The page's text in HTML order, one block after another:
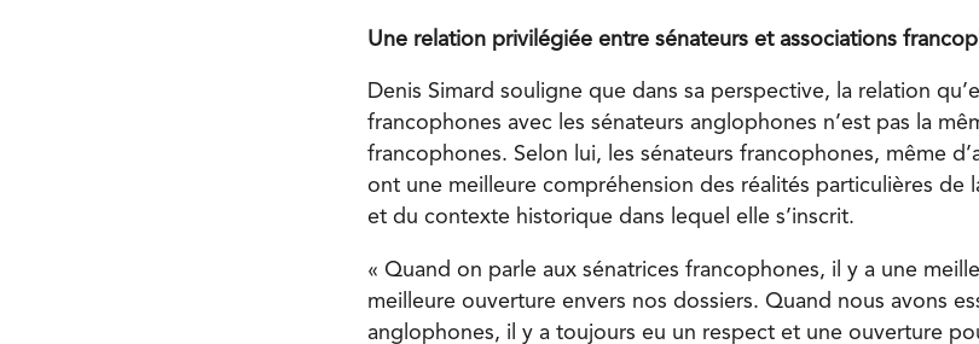
Une relation privilégiée entre sénateurs et associations
Denis Simard souligne que dans sa perspective, la relation
francophones avec les sénateurs anglophones n’est pas la
francophones. Selon lui, les sénateurs francophones, même
ont une meilleure compréhension des réalités particulières de
et du contexte historique dans lequel elle s’inscrit.
« Quand on parle aux sénatrices francophones, il y a une
meilleure ouverture envers nos dossiers. Quand nous avons
anglophones, il y a toujours eu un respect et une ouverture